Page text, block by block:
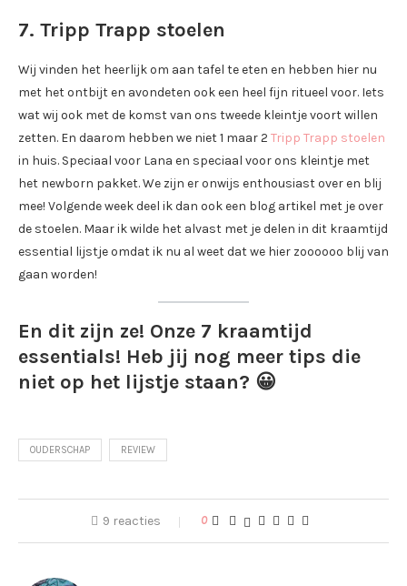
7. Tripp Trapp stoelen
Wij vinden het heerlijk om aan tafel te eten en hebben hier nu
met het ontbijt en avondeten ook een heel fijn ritueel voor. Iets
wat wij ook met de komst van ons tweede kleintje voort willen
zetten. En daarom hebben we niet 1 maar 2 Tripp Trapp stoelen
in huis. Speciaal voor Lana en speciaal voor ons kleintje met
het newborn pakket. We zijn er onwijs enthousiast over en blij
mee! Volgende week deel ik dan ook een blog artikel met je over
de stoelen. Maar ik wilde het alvast met je delen in dit kraamtijd
essential lijstje omdat ik nu al weet dat we hier zoooooo blij van
gaan worden!
En dit zijn ze! Onze 7 kraamtijd
essentials! Heb jij nog meer tips die
niet op het lijstje staan? 😀
OUDERSCHAP REVIEW
9 reacties 0